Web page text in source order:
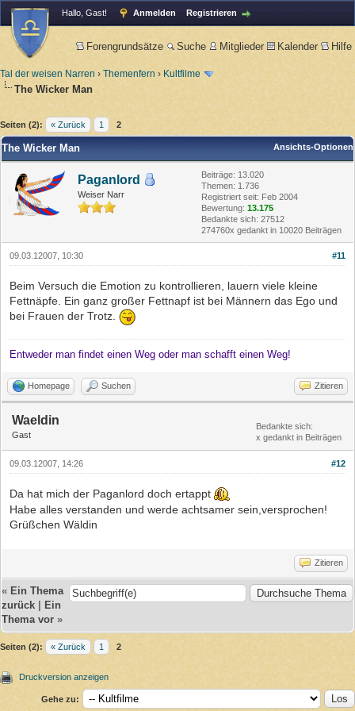
Hallo, Gast! Anmelden Registrieren
Forengrundsätze Suche Mitglieder Kalender Hilfe
Tal der weisen Narren › Themenfern › Kultfilme
The Wicker Man
Seiten (2): « Zurück 1 2
Ansichts-Optionen
The Wicker Man
Paganlord
Weiser Narr
Beiträge: 13.020
Themen: 1.736
Registriert seit: Feb 2004
Bewertung: 13.175
Bedankte sich: 27512
274760x gedankt in 10020 Beiträgen
#11
09.03.12007, 10:30
Beim Versuch die Emotion zu kontrollieren, lauern viele kleine
Fettnäpfe. Ein ganz großer Fettnapf ist bei Männern das Ego und
bei Frauen der Trotz.
Entweder man findet einen Weg oder man schafft einen Weg!
Homepage Suchen Zitieren
Waeldin
Gast
Bedankte sich:
x gedankt in Beiträgen
#12
09.03.12007, 14:26
Da hat mich der Paganlord doch ertappt
Habe alles verstanden und werde achtsamer sein,versprochen!
Grüßchen Wäldin
Zitieren
« Ein Thema
zurück
Ein
Thema vor »
Seiten (2): « Zurück 1 2
Druckversion anzeigen
Gehe zu: